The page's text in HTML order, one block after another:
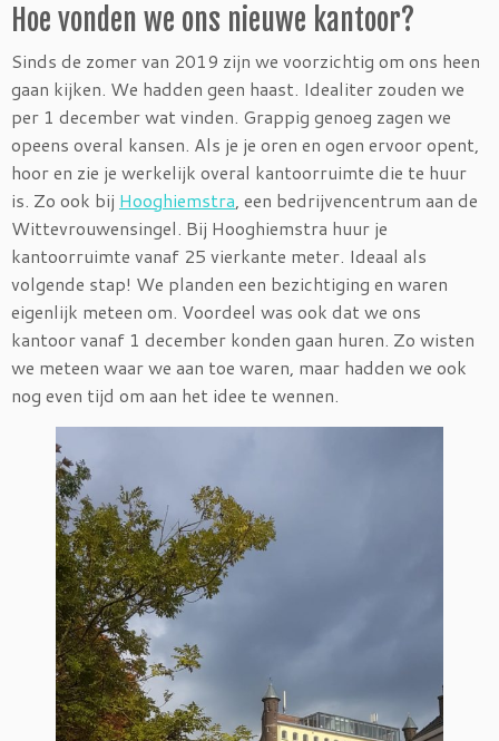
Hoe vonden we ons nieuwe kantoor?
Sinds de zomer van 2019 zijn we voorzichtig om ons heen
gaan kijken. We hadden geen haast. Idealiter zouden we
per 1 december wat vinden. Grappig genoeg zagen we
opeens overal kansen. Als je je oren en ogen ervoor opent,
hoor en zie je werkelijk overal kantoorruimte die te huur
is. Zo ook bij Hooghiemstra , een bedrijvencentrum aan de
Wittevrouwensingel. Bij Hooghiemstra huur je
kantoorruimte vanaf 25 vierkante meter. Ideaal als
volgende stap! We planden een bezichtiging en waren
eigenlijk meteen om. Voordeel was ook dat we ons
kantoor vanaf 1 december konden gaan huren. Zo wisten
we meteen waar we aan toe waren, maar hadden we ook
nog even tijd om aan het idee te wennen.